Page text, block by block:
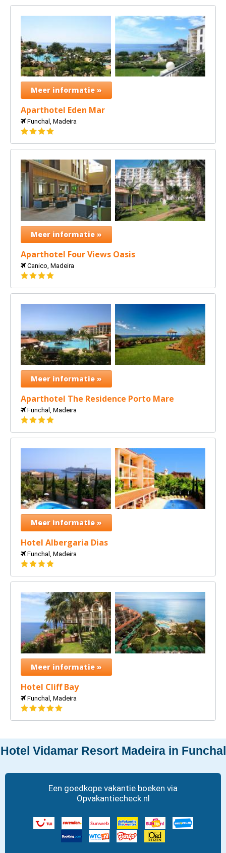
Meer informatie »
Aparthotel Eden Mar
Funchal, Madeira
4
Meer informatie »
Aparthotel Four Views Oasis
Canico, Madeira
4
Meer informatie »
Aparthotel The Residence Porto Mare
Funchal, Madeira
4
Meer informatie »
Hotel Albergaria Dias
Funchal, Madeira
4
Meer informatie »
Hotel Cliff Bay
Funchal, Madeira
5
Hotel Vidamar Resort Madeira in Funchal
Een goedkope vakantie boeken via
Opvakantiecheck.nl